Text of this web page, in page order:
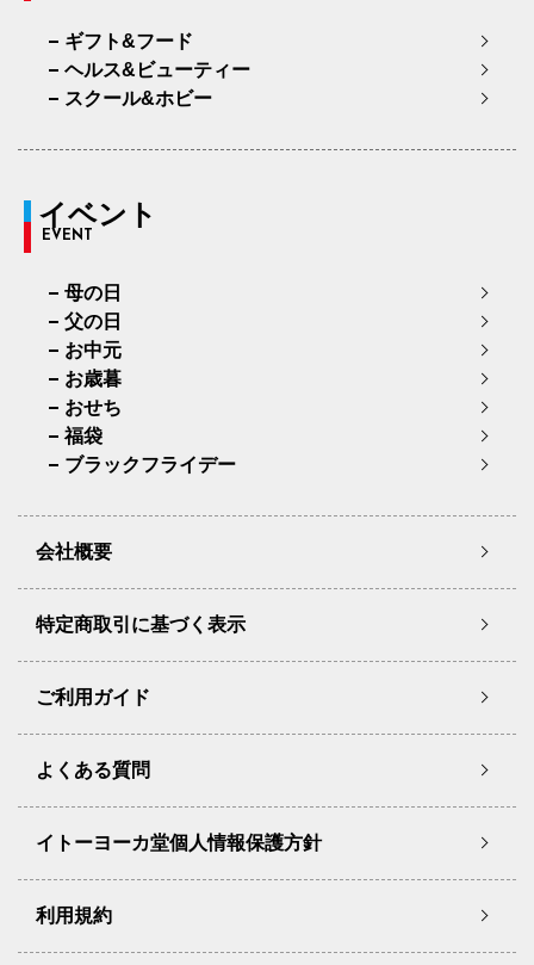
ギフト&フード
ヘルス&ビューティー
スクール&ホビー
イベント
EVENT
母の日
父の日
お中元
お歳暮
おせち
福袋
ブラックフライデー
会社概要
特定商取引に基づく表示
ご利用ガイド
よくある質問
イトーヨーカ堂個人情報保護方針
利用規約